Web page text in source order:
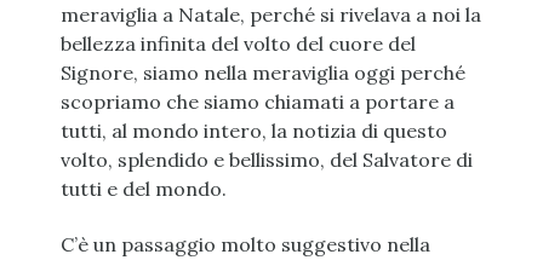
meraviglia a Natale, perché si rivelava a noi la
bellezza infinita del volto del cuore del
Signore, siamo nella meraviglia oggi perché
scopriamo che siamo chiamati a portare a
tutti, al mondo intero, la notizia di questo
volto, splendido e bellissimo, del Salvatore di
tutti e del mondo.
C’è un passaggio molto suggestivo nella